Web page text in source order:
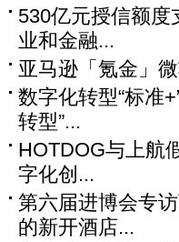
530亿元授信额
业和金融...
亚马逊「氪金」
数字化转型“标准
转型”...
HOTDOG与上航
字化创...
第六届进博会专
的新开酒店...